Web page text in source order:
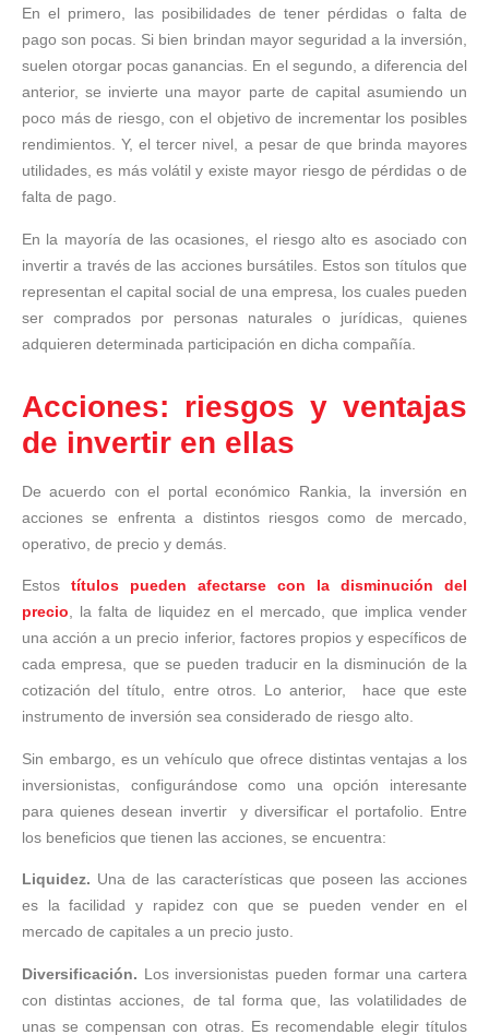
En el primero, las posibilidades de tener pérdidas o falta de
pago son pocas. Si bien brindan mayor seguridad a la inversión,
suelen otorgar pocas ganancias. En el segundo, a diferencia del
anterior, se invierte una mayor parte de capital asumiendo un
poco más de riesgo, con el objetivo de incrementar los posibles
rendimientos. Y, el tercer nivel, a pesar de que brinda mayores
utilidades, es más volátil y existe mayor riesgo de pérdidas o de
falta de pago.
En la mayoría de las ocasiones, el riesgo alto es asociado con
invertir a través de las acciones bursátiles. Estos son títulos que
representan el capital social de una empresa, los cuales pueden
ser comprados por personas naturales o jurídicas, quienes
adquieren determinada participación en dicha compañía.
Acciones: riesgos y ventajas
de invertir en ellas
De acuerdo con el portal económico Rankia, la inversión en
acciones se enfrenta a distintos riesgos como de mercado,
operativo, de precio y demás.
Estos títulos pueden afectarse con la disminución del
precio, la falta de liquidez en el mercado, que implica vender
una acción a un precio inferior, factores propios y específicos de
cada empresa, que se pueden traducir en la disminución de la
cotización del título, entre otros. Lo anterior, hace que este
instrumento de inversión sea considerado de riesgo alto.
Sin embargo, es un vehículo que ofrece distintas ventajas a los
inversionistas, configurándose como una opción interesante
para quienes desean invertir y diversificar el portafolio. Entre
los beneficios que tienen las acciones, se encuentra:
Liquidez. Una de las características que poseen las acciones
es la facilidad y rapidez con que se pueden vender en el
mercado de capitales a un precio justo.
Diversificación. Los inversionistas pueden formar una cartera
con distintas acciones, de tal forma que, las volatilidades de
unas se compensan con otras. Es recomendable elegir títulos